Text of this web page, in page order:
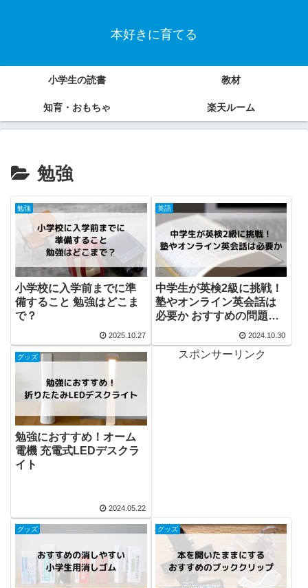
本好きに育てる
小学生の読書 教材
知育・おもちゃ 楽天ルーム
勉強
勉強
小学校に入学前までに準
備すること 勉強はどこま
で？
2025.10.27
英語
中学生が英検2級に挑戦！
塾やオンライン英会話は
必要か おすすめの問題集
2024.10.30
グッズ
勉強におすすめ！オーム
電機 充電式LEDデスクラ
イト
2024.05.22
スポンサーリンク
グッズ グッズ